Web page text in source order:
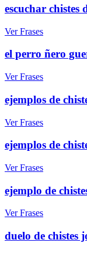
escuchar chistes
Ver Frases
el perro ñero
Ver Frases
ejemplos de
Ver Frases
ejemplos de
Ver Frases
ejemplo de
Ver Frases
duelo de chistes